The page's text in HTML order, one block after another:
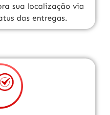
sua localização via
das entregas.